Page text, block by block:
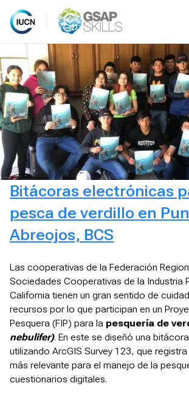
Skip
to
content
Bitácoras electrónicas
pesca de verdillo en
Abreojos, BCS
Las cooperativas de la Federación
Sociedades Cooperativas de la Industria
California tienen un gran sentido de
recursos por lo que participan en un
Pesquera (FIP) para la pesquería de
nebulifer). En este se diseñó una
utilizando ArcGIS Survey 123, que
más relevante para el manejo de la
cuestionarios digitales.